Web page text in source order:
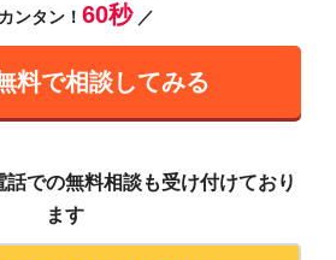
ンタン！ 60秒／
料で相談してみる
での無料相談も受け付けており
ます